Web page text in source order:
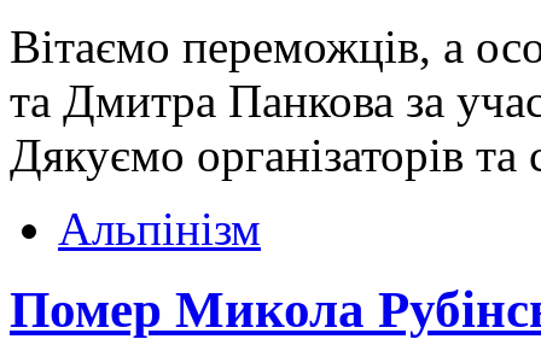
Вітаємо переможців, а
та Дмитра Панкова за
Дякуємо організаторів
Альпінізм
Помер Микола